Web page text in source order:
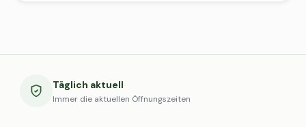
Täglich aktuell
Immer die aktuellen Öffnungszeiten